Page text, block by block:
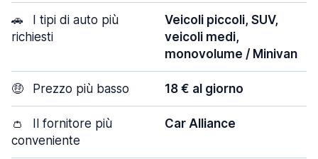
🚗
I tipi di auto più
richiesti
Veicoli piccoli, SUV,
veicoli medi,
monovolume / Minivan
🤑 Prezzo più basso 18 € al giorno
👛
Il fornitore più
conveniente
Car Alliance